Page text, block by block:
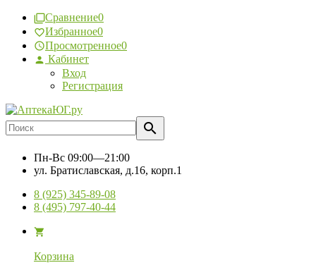
Сравнение0
Избранное0
Просмотренное0
Кабинет
Вход
Регистрация
Пн-Вс 09:00—21:00
ул. Братиславская, д.16, корп.1
8 (925) 345-89-08
8 (495) 797-40-44
Корзина